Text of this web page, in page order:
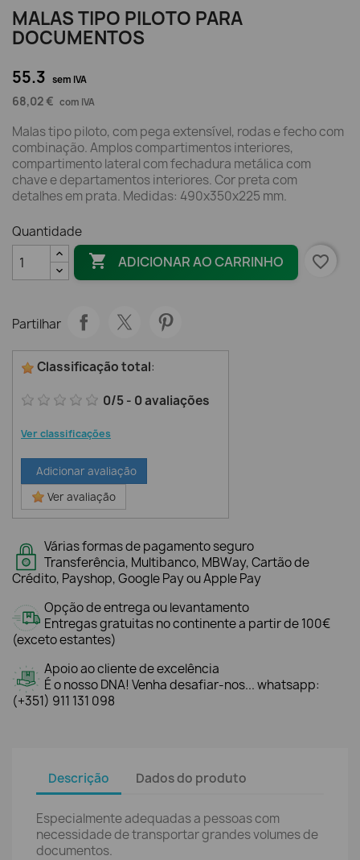
MALAS TIPO PILOTO PARA
DOCUMENTOS
55.3 sem IVA
68,02 € com IVA
Malas tipo piloto, com pega extensível, rodas e fecho com
combinação. Amplos compartimentos interiores,
compartimento lateral com fechadura metálica com
chave e departamentos interiores. Cor preta com
detalhes em prata. Medidas: 490x350x225 mm.
Quantidade
 ADICIONAR AO CARRINHO favorite_border
Partilhar
Classificação total:
0/5- 0avaliações
Ver classificações
Adicionar avaliação
Ver avaliação
Várias formas de pagamento seguro
Transferência, Multibanco, MBWay, Cartão de
Crédito, Payshop, Google Pay ou Apple Pay
Opção de entrega ou levantamento
Entregas gratuitas no continente a partir de 100€
(exceto estantes)
Apoio ao cliente de excelência
É o nosso DNA! Venha desafiar-nos... whatsapp:
(+351) 911 131 098
Descrição Dados do produto
Especialmente adequadas a pessoas com
necessidade de transportar grandes volumes de
documentos.